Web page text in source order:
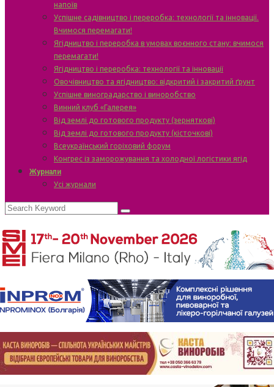
напоїв
Успішне садівництво і переробка: технології та інновації.
Вчимося перемагати!
Ягідництво і переробка в умовах воєнного стану: вчимося
перемагати!
Ягідництво і переробка: технології та інновації
Овочівництво та ягідництво: відкритий і закритий ґрунт
Успішне виноградарство і виноробство
Винний клуб «Галерея»
Від землі до готового продукту (зерняткові)
Від землі до готового продукту (кісточкові)
Всеукраїнський горіховий форум
Конгрес із заморожування та холодної логістики ягід
Журнали
Усі журнали